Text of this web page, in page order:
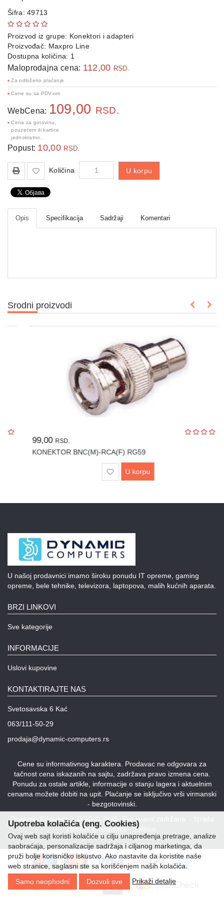
Interaktivni
ekrani
TV,
audio,
NAS
uređaji
Periferije
Sport
Fitness
Gaming
oprema
skeneri
grejna
LED
rasveta
Bela
tehnika
kućni
aparati
zdravlje
bašta
nadzor
Solarne
elektrane
oprema
Šifra: 49713
Proizvod iz grupe: Konektori i adapteri
Proizvođač: Maxpro Line
Dostupna količina: 1
Maloprodajna cena: 112,00 RSD.
* Za odloženo plaćanje
* Cene su sa PDV-om
WebCena: 109,00 RSD.
* Cena za gotovinu,
pouzećem ili kartice
jednokratno.
Popust: 10,00 RSD.
Količina U korpu
Opis Specifikacija Sadržaji Komentari
Srodni proizvodi
99,00RSD.
KONEKTOR BNC(M)-RCA(F) RG59
U korpu
U našoj prodavnici imamo široku ponudu IT opreme, gaming
opreme, bele tehnike, televizora, laptopova, malih kućnih aparata.
BRZI LINKOVI
Sve kategorije
INFORMACIJE
Uslovi kupovine
KONTAKTIRAJTE NAS
Svetosavska 6 Kać
063/111-50-29
prodaja@dynamic-computers.rs
Cene su informativnog karaktera. Prodavac ne odgovara za
tačnost cena iskazanih na sajtu, zadržava pravo izmena cena.
Ponudu za ostale artikle, informacije o stanju lagera i aktuelnim
cenama možete dobiti na upit. Plaćanje se isključivo vrši virmanski
- bezgotovinski.
Dynamic Computers DOO © 2026. Sva prava zadržana. -
internet prodavnice-Selltico.
Upotreba kolačića (eng. Cookies)
Ovaj web sajt koristi kolačiće u cilju unapređenja pretrage, analize
saobraćaja, personalizacije sadržaja i ciljanog marketinga, da
pruži bolje korisničko iskustvo. Ako nastavite da koristite naše
web stranice, saglasni ste sa korišćenjem naših kolačića.
Samo neophodni
Dozvoli sve Prikaži detalje